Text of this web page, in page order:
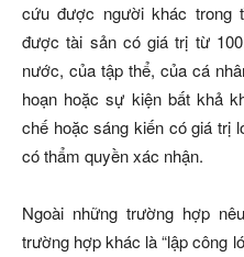
cứu được người khác trong
được tài sản có giá trị từ
nước, của tập thể, của cá
hoạn hoặc sự kiện bất khả
chế hoặc sáng kiến có giá trị
có thẩm quyền xác nhận.
Ngoài những trường hợp
trường hợp khác là “lập công